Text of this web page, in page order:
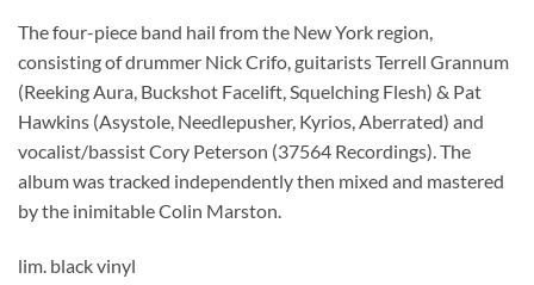
The four-piece band hail from the New York region,
consisting of drummer Nick Crifo, guitarists Terrell Grannum
(Reeking Aura, Buckshot Facelift, Squelching Flesh) & Pat
Hawkins (Asystole, Needlepusher, Kyrios, Aberrated) and
vocalist/bassist Cory Peterson (37564 Recordings). The
album was tracked independently then mixed and mastered
by the inimitable Colin Marston.
lim. black vinyl